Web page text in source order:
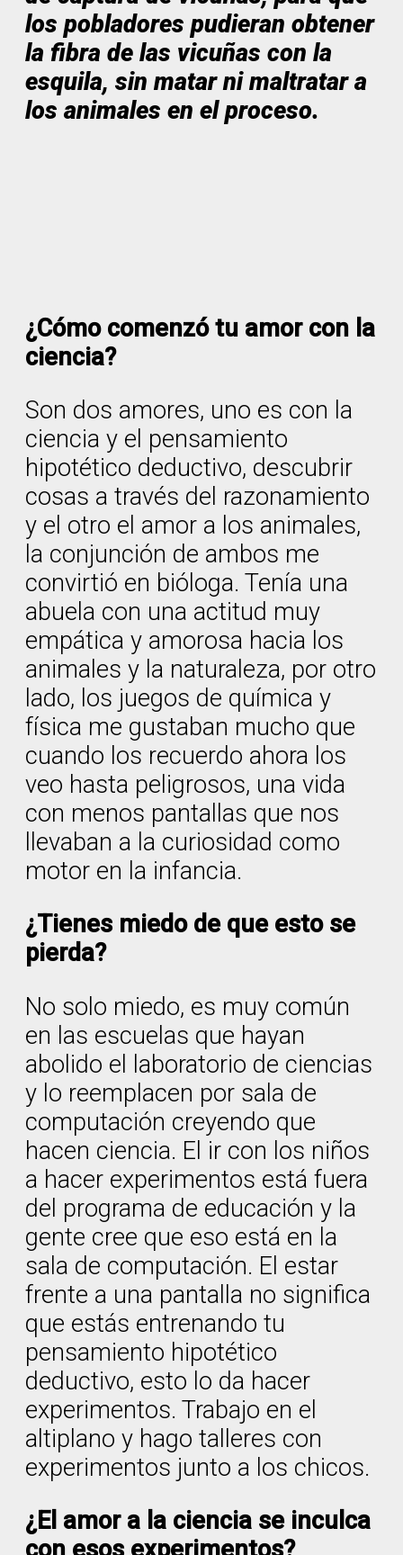
los pobladores pudieran obtener
la fibra de las vicuñas con la
esquila, sin matar ni maltratar a
los animales en el proceso.
¿Cómo comenzó tu amor con la
ciencia?
Son dos amores, uno es con la
ciencia y el pensamiento
hipotético deductivo, descubrir
cosas a través del razonamiento
y el otro el amor a los animales,
la conjunción de ambos me
convirtió en bióloga. Tenía una
abuela con una actitud muy
empática y amorosa hacia los
animales y la naturaleza, por otro
lado, los juegos de química y
física me gustaban mucho que
cuando los recuerdo ahora los
veo hasta peligrosos, una vida
con menos pantallas que nos
llevaban a la curiosidad como
motor en la infancia.
¿Tienes miedo de que esto se
pierda?
No solo miedo, es muy común
en las escuelas que hayan
abolido el laboratorio de ciencias
y lo reemplacen por sala de
computación creyendo que
hacen ciencia. El ir con los niños
a hacer experimentos está fuera
del programa de educación y la
gente cree que eso está en la
sala de computación. El estar
frente a una pantalla no significa
que estás entrenando tu
pensamiento hipotético
deductivo, esto lo da hacer
experimentos. Trabajo en el
altiplano y hago talleres con
experimentos junto a los chicos.
¿El amor a la ciencia se inculca